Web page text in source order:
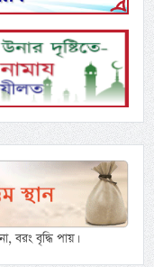
বরং বৃদ্ধি পায়।